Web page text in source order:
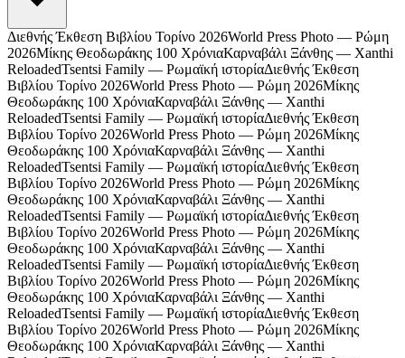
Διεθνής Έκθεση Βιβλίου Τορίνο 2026World Press Photo — Ρώμη
2026Μίκης Θεοδωράκης 100 ΧρόνιαΚαρναβάλι Ξάνθης — Xanthi
ReloadedTsentsi Family — Ρωμαϊκή ιστορίαΔιεθνής Έκθεση
Βιβλίου Τορίνο 2026World Press Photo — Ρώμη 2026Μίκης
Θεοδωράκης 100 ΧρόνιαΚαρναβάλι Ξάνθης — Xanthi
ReloadedTsentsi Family — Ρωμαϊκή ιστορίαΔιεθνής Έκθεση
Βιβλίου Τορίνο 2026World Press Photo — Ρώμη 2026Μίκης
Θεοδωράκης 100 ΧρόνιαΚαρναβάλι Ξάνθης — Xanthi
ReloadedTsentsi Family — Ρωμαϊκή ιστορίαΔιεθνής Έκθεση
Βιβλίου Τορίνο 2026World Press Photo — Ρώμη 2026Μίκης
Θεοδωράκης 100 ΧρόνιαΚαρναβάλι Ξάνθης — Xanthi
ReloadedTsentsi Family — Ρωμαϊκή ιστορίαΔιεθνής Έκθεση
Βιβλίου Τορίνο 2026World Press Photo — Ρώμη 2026Μίκης
Θεοδωράκης 100 ΧρόνιαΚαρναβάλι Ξάνθης — Xanthi
ReloadedTsentsi Family — Ρωμαϊκή ιστορίαΔιεθνής Έκθεση
Βιβλίου Τορίνο 2026World Press Photo — Ρώμη 2026Μίκης
Θεοδωράκης 100 ΧρόνιαΚαρναβάλι Ξάνθης — Xanthi
ReloadedTsentsi Family — Ρωμαϊκή ιστορίαΔιεθνής Έκθεση
Βιβλίου Τορίνο 2026World Press Photo — Ρώμη 2026Μίκης
Θεοδωράκης 100 ΧρόνιαΚαρναβάλι Ξάνθης — Xanthi